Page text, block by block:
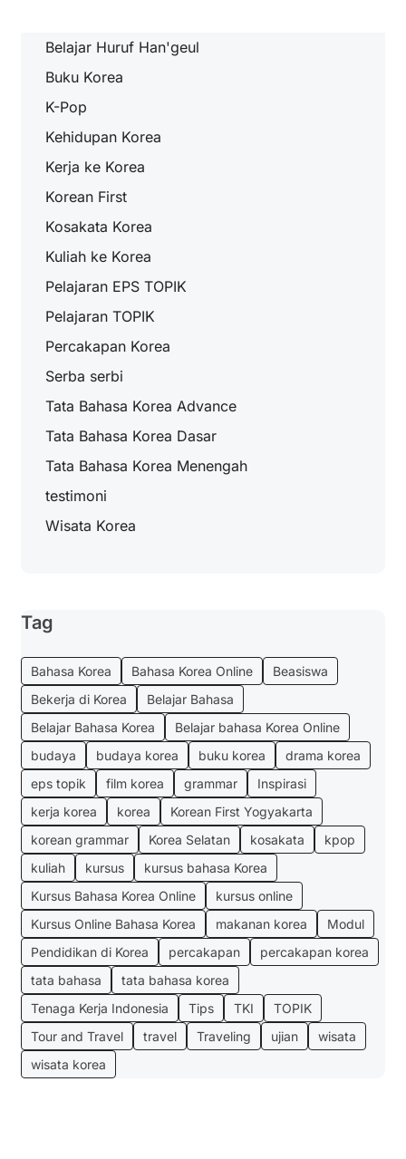
Belajar Huruf Han'geul
Buku Korea
K-Pop
Kehidupan Korea
Kerja ke Korea
Korean First
Kosakata Korea
Kuliah ke Korea
Pelajaran EPS TOPIK
Pelajaran TOPIK
Percakapan Korea
Serba serbi
Tata Bahasa Korea Advance
Tata Bahasa Korea Dasar
Tata Bahasa Korea Menengah
testimoni
Wisata Korea
Tag
Bahasa Korea Bahasa Korea Online
Beasiswa
Bekerja di Korea
Belajar Bahasa
Belajar Bahasa Korea
Belajar bahasa Korea Online
budaya
budaya korea buku korea
drama korea
eps topik
film korea grammar
Inspirasi
kerja korea
korea
Korean First Yogyakarta
korean grammar
Korea Selatan kosakata
kpop
kuliah
kursus
kursus bahasa Korea
Kursus Bahasa Korea Online
kursus online
Kursus Online Bahasa Korea
makanan korea
Modul
Pendidikan di Korea
percakapan
percakapan korea
tata bahasa
tata bahasa korea
Tenaga Kerja Indonesia
Tips TKI
TOPIK
Tour and Travel
travel Traveling ujian
wisata
wisata korea